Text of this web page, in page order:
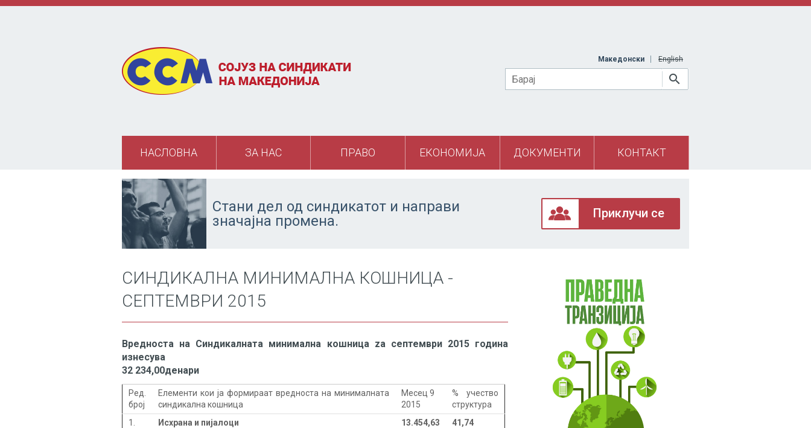
Skip to main content
Македонски English
Барај
НАСЛОВНА ЗА НАС ПРАВО ЕКОНОМИЈА ДОКУМЕНТИ КОНТАКТ
Стани дел од синдикатот и направи
значајна промена.
Приклучи се
СИНДИКАЛНА МИНИМАЛНА КОШНИЦА -
СЕПТЕМВРИ 2015
Вредноста на Синдикалната минимална кошница za септември 2015 година
изнесува
32 234,00денари
Ред.
број
Елементи кои ја формираат вредноста на минималната
синдикална кошница
Meсец 9
2015
% учество
структура
1.
Исхрана и пијалоци 13.454,63
41,74